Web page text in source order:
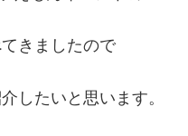
きましたので
したいと思います。